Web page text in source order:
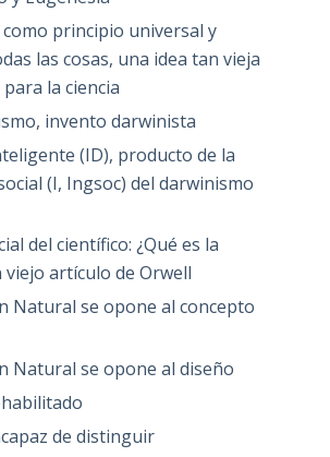
como principio universal y
las cosas, una idea tan vieja
la ciencia
invento darwinista
(ID), producto de la
(I, Ingsoc) del darwinismo
del científico: ¿Qué es la
viejo artículo de Orwell
Natural se opone al concepto
Natural se opone al diseño
de distinguir